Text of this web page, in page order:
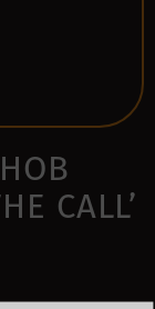
НОВ
CALL’